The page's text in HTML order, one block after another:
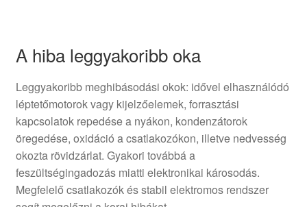
A hiba leggyakoribb oka
Leggyakoribb meghibásodási okok: idővel elhasználódó
léptetőmotorok vagy kijelzőelemek, forrasztási
kapcsolatok repedése a nyákon, kondenzátorok
öregedése, oxidáció a csatlakozókon, illetve nedvesség
okozta rövidzárlat. Gyakori továbbá a
feszültségingadozás miatti elektronikai károsodás.
Megfelelő csatlakozók és stabil elektromos rendszer